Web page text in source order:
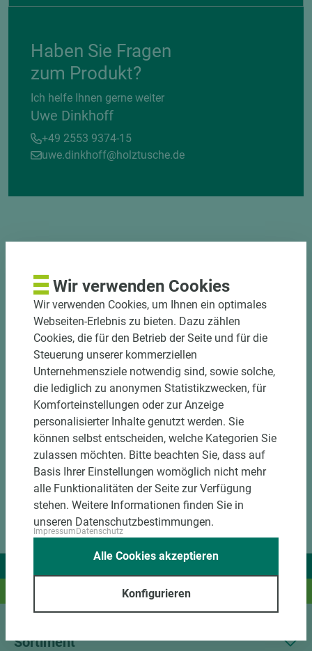
Haben Sie Fragen
zum Produkt?
Ich helfe Ihnen gerne weiter
Uwe Dinkhoff
+49 2553 9374-15
uwe.dinkhoff@holztusche.de
MATERIALVERBUND
DOWNLOADS
Und das passende Holz dazu.
Sortiment
Wir verwenden Cookies
Wir verwenden Cookies, um Ihnen ein optimales
Webseiten-Erlebnis zu bieten. Dazu zählen
Cookies, die für den Betrieb der Seite und für die
Steuerung unserer kommerziellen
Unternehmensziele notwendig sind, sowie solche,
die lediglich zu anonymen Statistikzwecken, für
Komforteinstellungen oder zur Anzeige
personalisierter Inhalte genutzt werden. Sie
können selbst entscheiden, welche Kategorien Sie
zulassen möchten. Bitte beachten Sie, dass auf
Basis Ihrer Einstellungen womöglich nicht mehr
alle Funktionalitäten der Seite zur Verfügung
stehen. Weitere Informationen finden Sie in
unseren Datenschutzbestimmungen.
ImpressumDatenschutz
Konfigurieren
Alle Cookies akzeptieren